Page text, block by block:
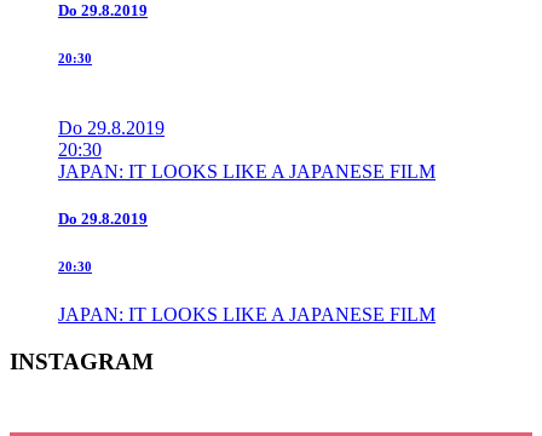
Do 29.8.2019
20:30
Do 29.8.2019
20:30
JAPAN: IT LOOKS LIKE A JAPANESE FILM
Do 29.8.2019
20:30
JAPAN: IT LOOKS LIKE A JAPANESE FILM
INSTAGRAM